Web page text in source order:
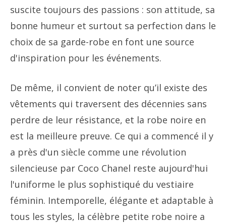
suscite toujours des passions : son attitude, sa
bonne humeur et surtout sa perfection dans le
choix de sa garde-robe en font une source
d'inspiration pour les événements.
De même, il convient de noter qu’il existe des
vêtements qui traversent des décennies sans
perdre de leur résistance, et la robe noire en
est la meilleure preuve. Ce qui a commencé il y
a près d'un siècle comme une révolution
silencieuse par Coco Chanel reste aujourd'hui
l'uniforme le plus sophistiqué du vestiaire
féminin. Intemporelle, élégante et adaptable à
tous les styles, la célèbre petite robe noire a